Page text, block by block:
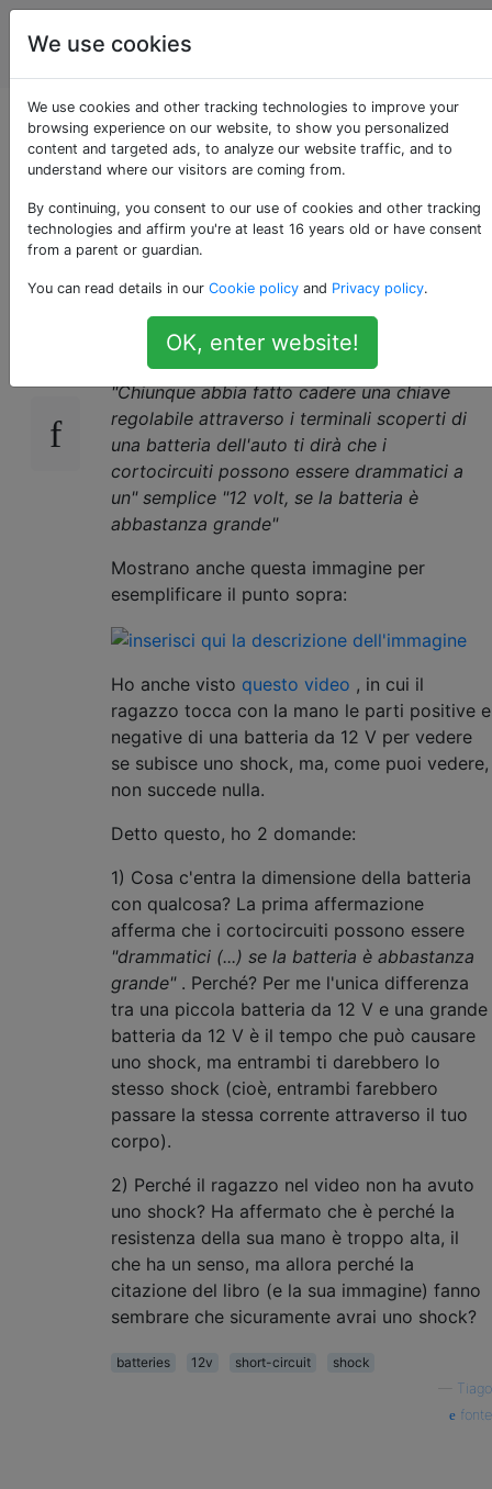
Ingegnere
elettrico
Una batteria da 12V
può darti una scossa
o no?
Sto leggendo un libro chiamato "
Electronics " e, a pagina 9, dice:
"Chiunque abbia fatto cadere una chiave
regolabile attraverso i terminali scoperti di
una batteria dell'auto ti dirà che i
cortocircuiti possono essere drammatici a
un" semplice "12 volt, se la batteria è
abbastanza grande"
Mostrano anche questa immagine per
esemplificare il punto sopra:
Ho anche visto questo video , in cui il
ragazzo tocca con la mano le parti positive e
negative di una batteria da 12 V per vedere
se subisce uno shock, ma, come puoi vedere,
non succede nulla.
Detto questo, ho 2 domande:
1) Cosa c'entra la dimensione della batteria
con qualcosa? La prima affermazione
afferma che i cortocircuiti possono essere
"drammatici (...) se la batteria è abbastanza
grande". Perché? Per me l'unica differenza
tra una piccola batteria da 12 V e una grande
batteria da 12 V è il tempo che può causare
uno shock, ma entrambi ti darebbero lo
stesso shock (cioè, entrambi farebbero
passare la stessa corrente attraverso il tuo
corpo).
2) Perché il ragazzo nel video non ha avuto
uno shock? Ha affermato che è perché la
resistenza della sua mano è troppo alta, il
che ha un senso, ma allora perché la
citazione del libro (e la sua immagine) fanno
sembrare che sicuramente avrai uno shock?
batteries 12v short-circuit
shock
Tiago
fonte
We use cookies
We use cookies and other tracking technologies to improve your
browsing experience on our website, to show you personalized
content and targeted ads, to analyze our website traffic, and to
understand where our visitors are coming from.
By continuing, you consent to our use of cookies and other tracking
technologies and affirm you're at least 16 years old or have consent
from a parent or guardian.
You can read details in our Cookie policy and Privacy policy.
OK, enter website!